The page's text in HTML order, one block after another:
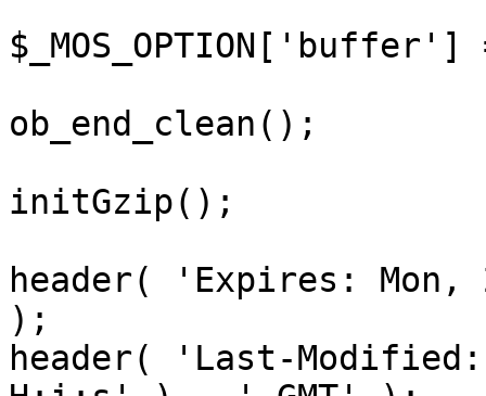
ob_end_clean();
initGzip();
header( 'Expires: Mon,
);
header( 'Last-